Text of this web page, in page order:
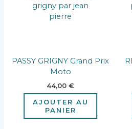
PASSY GRIGNY Grand Prix
Moto
44,00€
AJOUTER AU
PANIER